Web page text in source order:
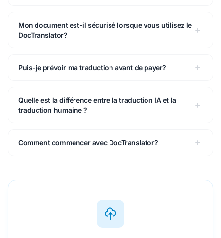
Mon document est-il sécurisé lorsque vous utilisez le
DocTranslator?
Puis-je prévoir ma traduction avant de payer?
Quelle est la différence entre la traduction IA et la
traduction humaine ?
Comment commencer avec DocTranslator?